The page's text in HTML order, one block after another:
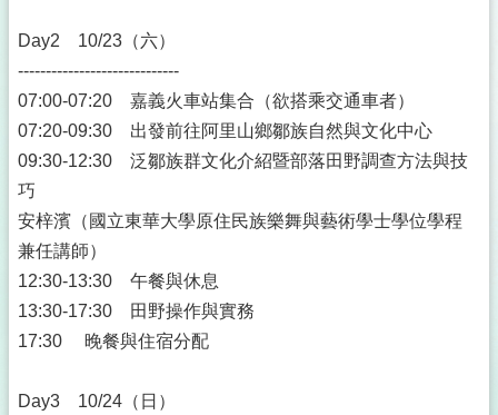
Day2 10/23（六）
-----------------------------
07:00-07:20 嘉義火車站集合（欲搭乘交通車者）
07:20-09:30 出發前往阿里山鄉鄒族自然與文化中心
09:30-12:30 泛鄒族群文化介紹暨部落田野調查方法與技
巧
安梓濱（國立東華大學原住民族樂舞與藝術學士學位學程
兼任講師）
12:30-13:30 午餐與休息
13:30-17:30 田野操作與實務
17:30 晚餐與住宿分配
Day3 10/24（日）